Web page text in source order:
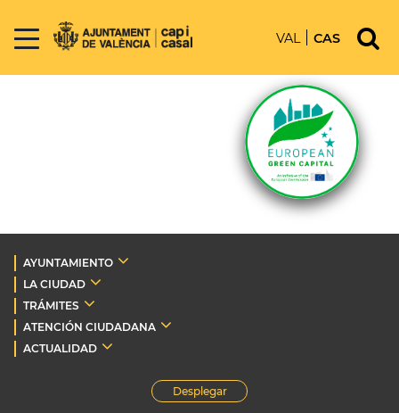
VAL CAS
AYUNTAMIENTO
LA CIUDAD
TRÁMITES
ATENCIÓN CIUDADANA
ACTUALIDAD
Desplegar